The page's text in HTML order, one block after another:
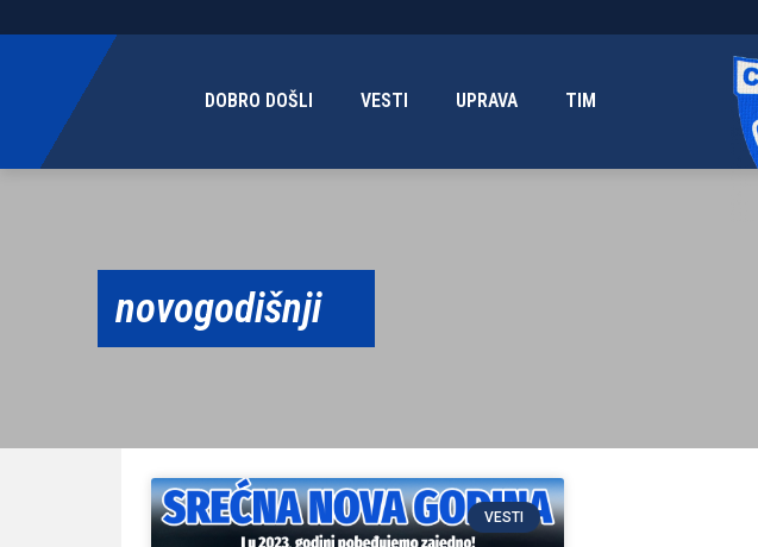
DOBRO DOŠLI VESTI UPRAVA TIM
novogodišnji
VESTI